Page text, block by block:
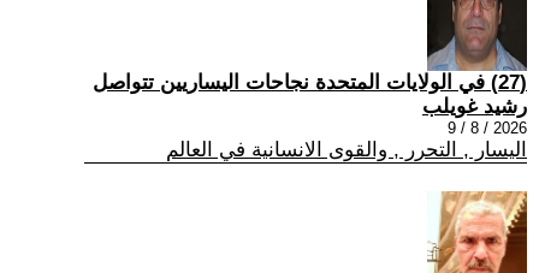
(27) في الولايات المتحدة نجاحات اليساريين تتواصل
رشيد غويلب
2026 / 8 / 9
اليسار , التحرر , والقوى الانسانية في العالم